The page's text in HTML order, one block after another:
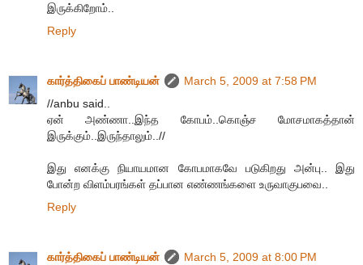
இருக்கிறோம்..
Reply
கார்த்திகைப் பாண்டியன்
March 5, 2009 at 7:58 PM
//anbu said..
ஏன் அண்ணா..இந்த கோபம்..கொஞ்ச மோசமாகத்தான்
இருக்கும்..இருந்தாலும்..//
இது எனக்கு நியாயமான கோபமாகவே படுகிறது அன்பு.. இது
போன்ற விளம்பரங்கள் தப்பான எண்ணங்களை உருவாகுபவை..
Reply
கார்த்திகைப் பாண்டியன்
March 5, 2009 at 8:00 PM